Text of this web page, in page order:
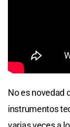
No es novedad
instrumentos